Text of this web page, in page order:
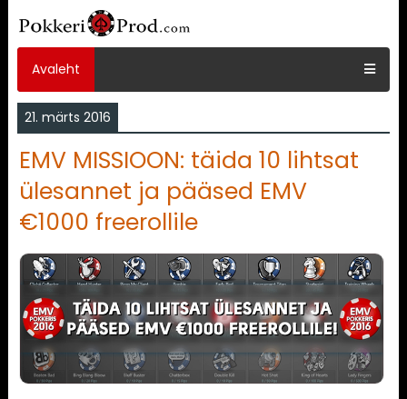
Avaleht
21. märts 2016
EMV MISSIOON: täida 10 lihtsat
ülesannet ja pääsed EMV
€1000 freerollile